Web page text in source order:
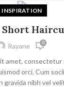
INSPIRATION
Short
Rayane 0
amet,
orci. Cum
gravida nibh vel